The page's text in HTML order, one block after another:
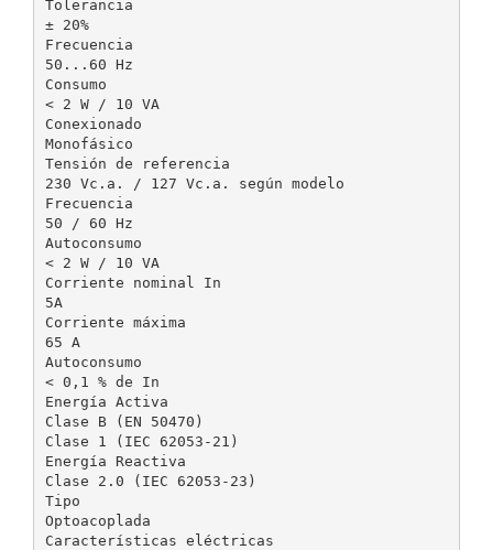
Tolerancia
± 20%
Frecuencia
50...60 Hz
Consumo
< 2 W / 10 VA
Conexionado
Monofásico
Tensión de referencia
230 Vc.a. / 127 Vc.a. según modelo
Frecuencia
50 / 60 Hz
Autoconsumo
< 2 W / 10 VA
Corriente nominal In
5A
Corriente máxima
65 A
Autoconsumo
< 0,1 % de In
Energía Activa
Clase B (EN 50470)
Clase 1 (IEC 62053-21)
Energía Reactiva
Clase 2.0 (IEC 62053-23)
Tipo
Optoacoplada
Características eléctricas